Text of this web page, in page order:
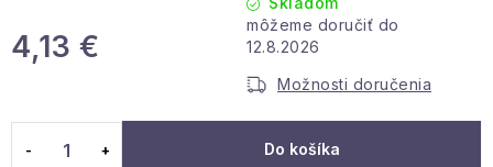
Info o nákupe
Kontakty O nás
4,13 €
12.8.2026
Možnosti doručenia
Do košíka